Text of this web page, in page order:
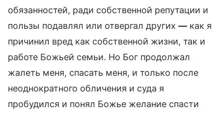
обязанностей, ради собственной репутации и
пользы подавлял или отвергал других — как я
причинил вред как собственной жизни, так и
работе Божьей семьи. Но Бог продолжал
жалеть меня, спасать меня, и только после
неоднократного обличения и суда я
пробудился и понял Божье желание спасти